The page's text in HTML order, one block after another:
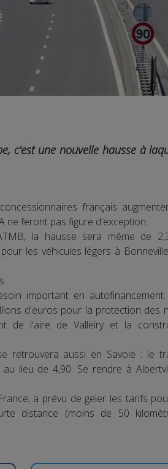
c'est une nouvelle hausse à
français
ne feront pas figure d'exception.
la hausse sera même de
les véhicules légers à
important en
d'euros pour la protection des
de l'aire de Valleiry et la
retrouvera aussi en Savoie : le
lieu de 4,90. Se rendre à
a prévu de geler les tarifs
distance (moins de 50